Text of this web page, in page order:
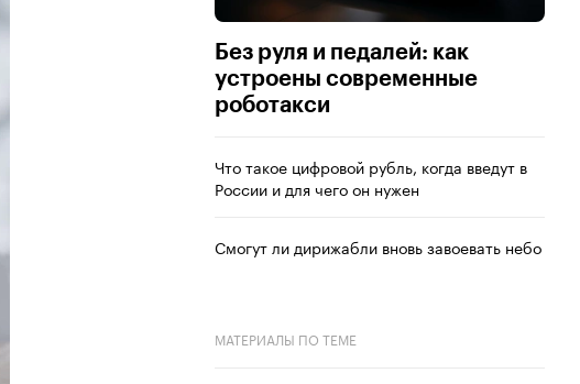
Без руля и педалей: как
устроены современные
роботакси
Что такое цифровой рубль, когда введут в
России и для чего он нужен
Смогут ли дирижабли вновь завоевать небо
МАТЕРИАЛЫ ПО ТЕМЕ